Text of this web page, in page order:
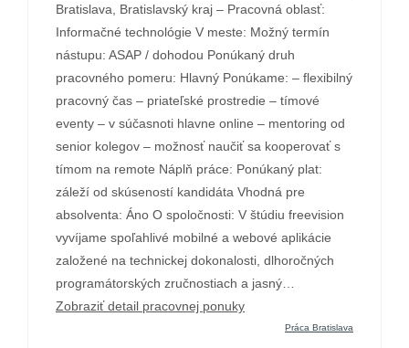
Bratislava, Bratislavský kraj – Pracovná oblasť:
Informačné technológie V meste: Možný termín
nástupu: ASAP / dohodou Ponúkaný druh
pracovného pomeru: Hlavný Ponúkame: – flexibilný
pracovný čas – priateľské prostredie – tímové
eventy – v súčasnoti hlavne online – mentoring od
senior kolegov – možnosť naučiť sa kooperovať s
tímom na remote Náplň práce: Ponúkaný plat:
záleží od skúseností kandidáta Vhodná pre
absolventa: Áno O spoločnosti: V štúdiu freevision
vyvíjame spoľahlivé mobilné a webové aplikácie
založené na technickej dokonalosti, dlhoročných
programátorských zručnostiach a jasný…
Zobraziť detail pracovnej ponuky
Práca Bratislava